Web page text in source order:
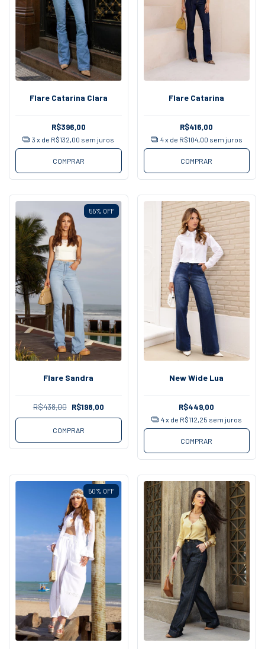
Flare Catarina Clara
R$396,00
3 x de R$132,00 sem juros
COMPRAR
Flare Catarina
R$416,00
4x de R$104,00 sem juros
COMPRAR
55% OFF
Flare Sandra
R$438,00 R$198,00
COMPRAR
New Wide Lua
R$449,00
4x de R$112,25 sem juros
COMPRAR
50% OFF